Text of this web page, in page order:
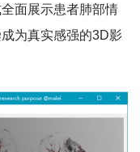
面展示患者肺部情
为真实感强的3D影